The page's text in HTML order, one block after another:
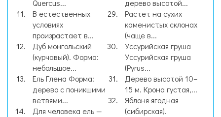
Quercus...
В естественных
условиях
произрастает в...
Дуб монгольский
(курчавый). Форма:
небольшое...
Ель Глена Форма:
дерево с поникшими
ветвями...
Для человека ель —
дерево высотой...
Растет на сухих
каменистых склонах
(чаще в...
Уссурийская груша
Уссурийская груша
(Pyrus...
Дерево высотой 10–
15 м. Крона густая,...
Яблоня ягодная
(сибирская).